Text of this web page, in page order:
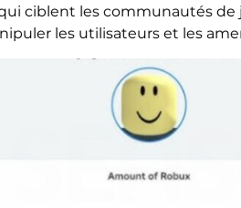
ciblent les communautés
les utilisateurs et les